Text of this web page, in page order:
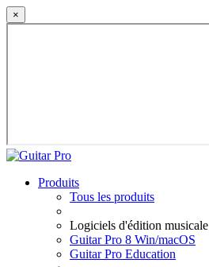
×
Produits
Tous les produits
Logiciels d'édition musicale
Guitar Pro 8 Win/macOS
Guitar Pro Education